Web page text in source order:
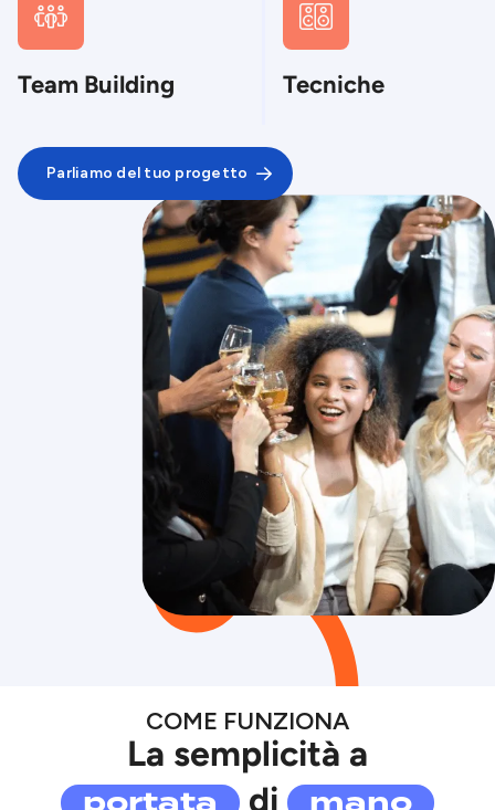

Team Building

Tecniche
Parliamo del tuo progetto 
COME FUNZIONA
La semplicità a